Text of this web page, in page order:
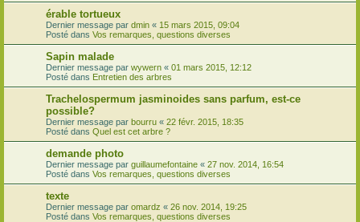
érable tortueux
Dernier message par dmin « 15 mars 2015, 09:04
Posté dans Vos remarques, questions diverses
Sapin malade
Dernier message par wywern « 01 mars 2015, 12:12
Posté dans Entretien des arbres
Trachelospermum jasminoides sans parfum, est-ce
possible?
Dernier message par bourru « 22 févr. 2015, 18:35
Posté dans Quel est cet arbre ?
demande photo
Dernier message par guillaumefontaine « 27 nov. 2014, 16:54
Posté dans Vos remarques, questions diverses
texte
Dernier message par omardz « 26 nov. 2014, 19:25
Posté dans Vos remarques, questions diverses